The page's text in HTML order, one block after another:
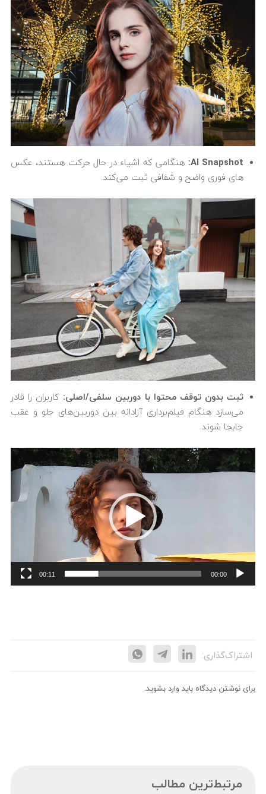
AI Snapshot
: هنگامی که اشیاء در حال حرکت هستند، عکس
های فوری واضح و شفافی ثبت می‌کند.
ثبت بدون توقف محتوا با دوربین سلفی/اصلی: کاربران را قادر
می‌سازد هنگام فیلم‌برداری آزادانه بین دوربین‌های جلو و عقب
جابجا شوند.
نمایشگر
ویدیو
00:00
00:11
اشتراک‌گذاری:
برای نوشتن دیدگاه باید وارد بشوید.
مرتبط‌ترین مطالب